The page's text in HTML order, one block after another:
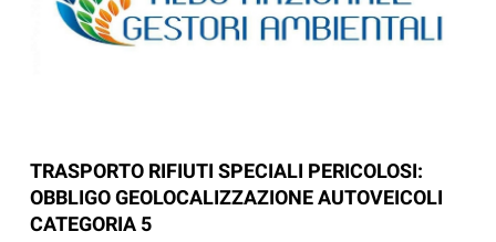
TRASPORTO RIFIUTI SPECIALI PERICOLOSI:
OBBLIGO GEOLOCALIZZAZIONE AUTOVEICOLI
CATEGORIA 5